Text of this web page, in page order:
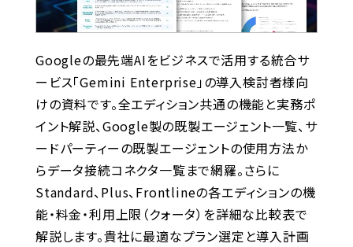
Googleの最先端AIをビジネスで活用する統合サ
ービス「Gemini Enterprise」の導入検討者様向
けの資料です。全エディション共通の機能と実務ポ
イント解説、Google製の既製エージェント一覧、サ
ードパーティーの既製エージェントの使用方法か
らデータ接続コネクタ一覧まで網羅。さらに
Standard、Plus、Frontlineの各エディションの機
能・料金・利用上限（クォータ）を詳細な比較表で
解説します。貴社に最適なプラン選定と導入計画